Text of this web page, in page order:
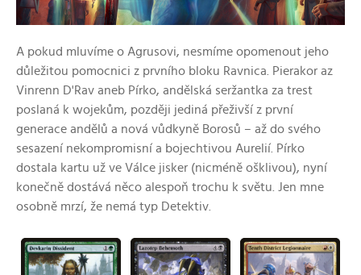
A pokud mluvíme o Agrusovi, nesmíme opomenout jeho
důležitou pomocnici z prvního bloku Ravnica. Pierakor az
Vinrenn D'Rav aneb Pírko, andělská seržantka za trest
poslaná k wojekům, později jediná přeživší z první
generace andělů a nová vůdkyně Borosů – až do svého
sesazení nekompromisní a bojechtivou Aurelií. Pírko
dostala kartu už ve Válce jisker (nicméně ošklivou), nyní
konečně dostává něco alespoň trochu k světu. Jen mne
osobně mrzí, že nemá typ Detektiv.